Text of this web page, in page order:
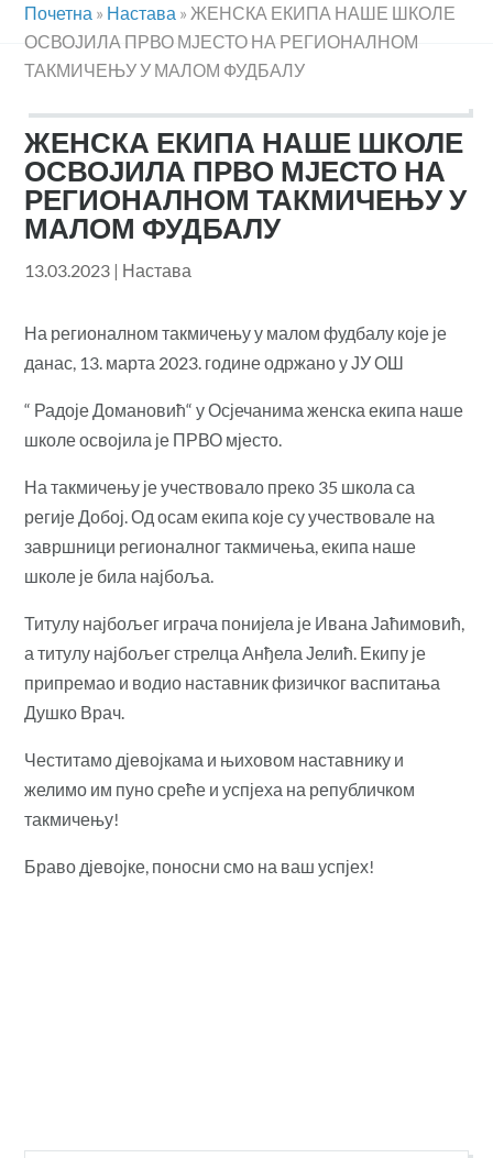
Почетна » Настава » ЖЕНСКА ЕКИПА НАШЕ ШКОЛЕ
ОСВОЈИЛА ПРВО МЈЕСТО НА РЕГИОНАЛНОМ
ТАКМИЧЕЊУ У МАЛОМ ФУДБАЛУ
ЖЕНСКА ЕКИПА НАШЕ ШКОЛЕ
ОСВОЈИЛА ПРВО МЈЕСТО НА
РЕГИОНАЛНОМ ТАКМИЧЕЊУ У
МАЛОМ ФУДБАЛУ
13.03.2023 | Настава
На регионалном такмичењу у малом фудбалу које је
данас, 13. марта 2023. године одржано у ЈУ ОШ
“ Радоје Домановић“ у Осјечанима женска екипа наше
школе освојила је ПРВО мјесто.
На такмичењу је учествовало преко 35 школа са
регије Добој. Од осам екипа које су учествовале на
завршници регионалног такмичења, екипа наше
школе је била најбоља.
Титулу најбољег играча понијела је Ивана Јаћимовић,
а титулу најбољег стрелца Анђела Јелић. Екипу је
припремао и водио наставник физичког васпитања
Душко Врач.
Честитамо дјевојкама и њиховом наставнику и
желимо им пуно среће и успјеха на републичком
такмичењу!
Браво дјевојке, поносни смо на ваш успјех!